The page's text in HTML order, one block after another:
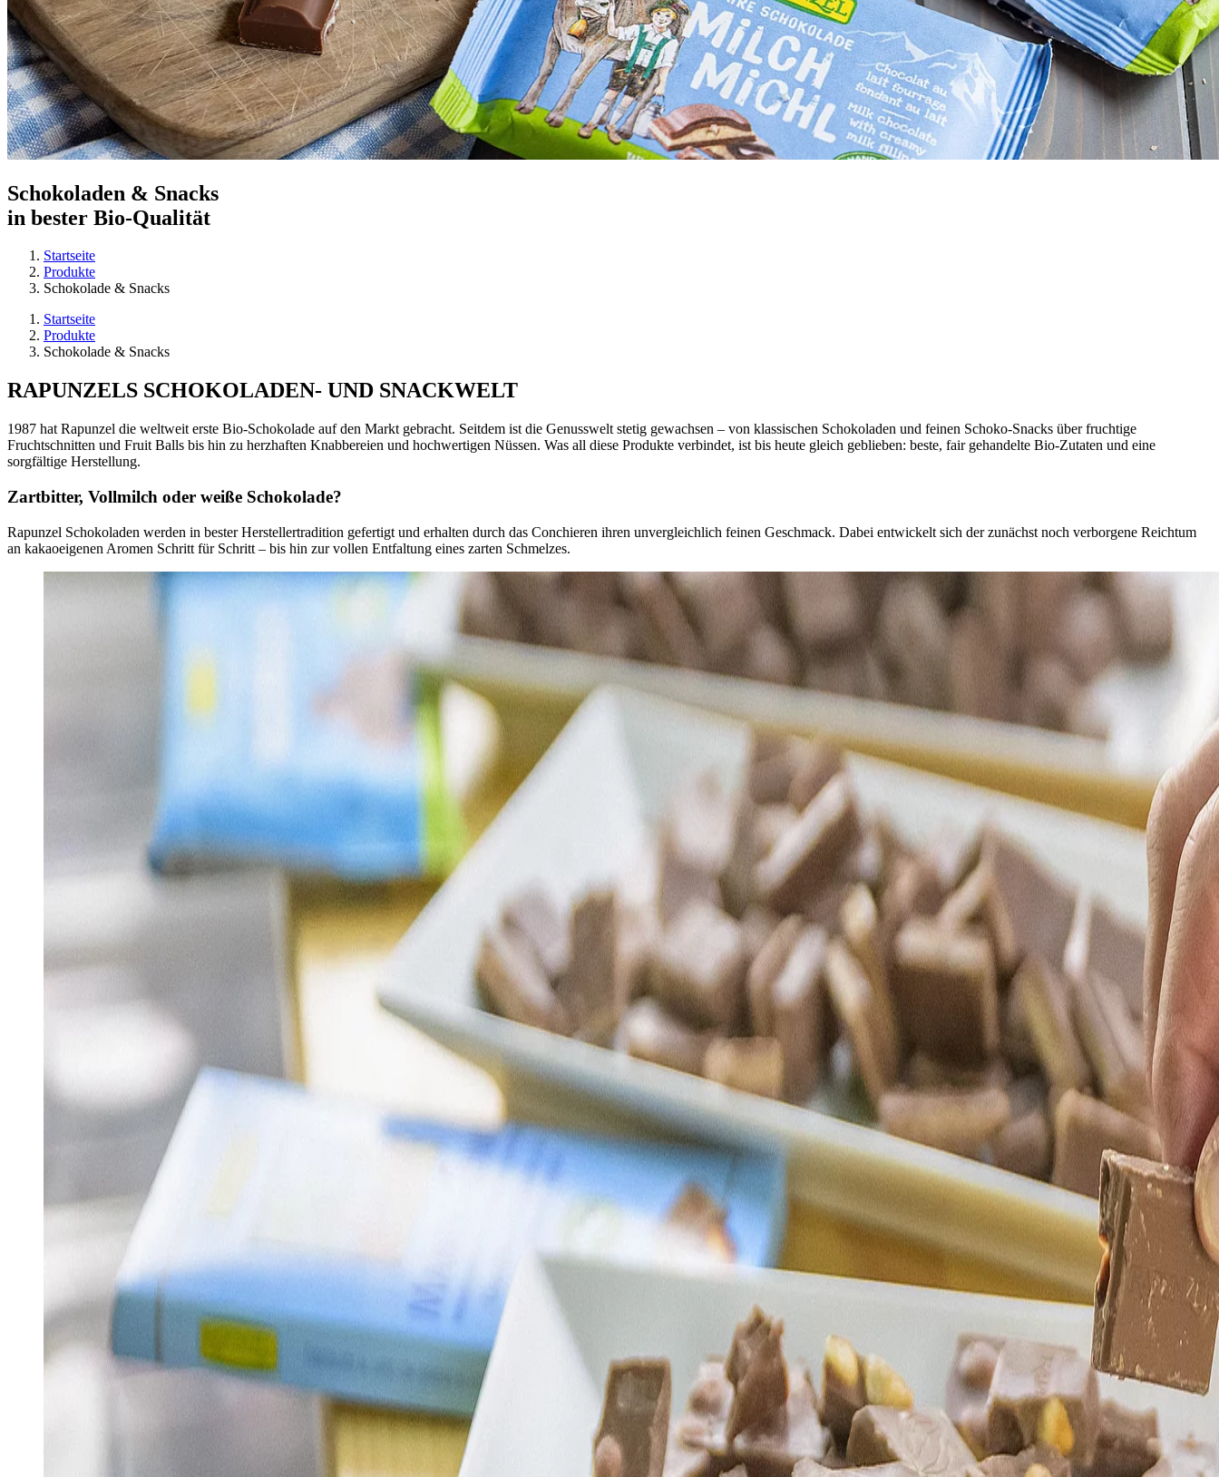
Schokoladen & Snacks
in bester Bio-Qualität
Startseite
Produkte
Schokolade & Snacks
Startseite
Produkte
Schokolade & Snacks
RAPUNZELS SCHOKOLADEN- UND SNACKWELT
1987 hat Rapunzel die weltweit erste Bio-Schokolade auf den Markt gebracht. Seitdem ist die Genusswelt stetig gewachsen – von klassischen Schokoladen und feinen Schoko-Snacks über fruchtige
Fruchtschnitten und Fruit Balls bis hin zu herzhaften Knabbereien und hochwertigen Nüssen. Was all diese Produkte verbindet, ist bis heute gleich geblieben: beste, fair gehandelte Bio-Zutaten und eine
sorgfältige Herstellung.
Zartbitter, Vollmilch oder weiße Schokolade?
Rapunzel Schokoladen werden in bester Herstellertradition gefertigt und erhalten durch das Conchieren ihren unvergleichlich feinen Geschmack. Dabei entwickelt sich der zunächst noch verborgene Reichtum
an kakaoeigenen Aromen Schritt für Schritt – bis hin zur vollen Entfaltung eines zarten Schmelzes.